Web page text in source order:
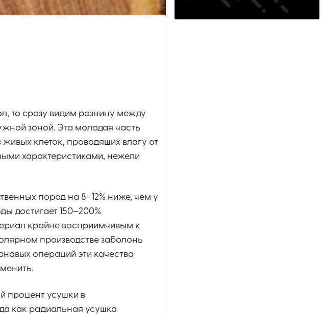
то сразу видим разницу между
зоной. Эта молодая часть
клеток, проводящих влагу от
характеристиками, нежели
пород на 8–12% ниже, чем у
достигает 150–200%
крайне восприимчивым к
производстве заболонь
операций эти качества
процент усушки в
как радиальная усушка